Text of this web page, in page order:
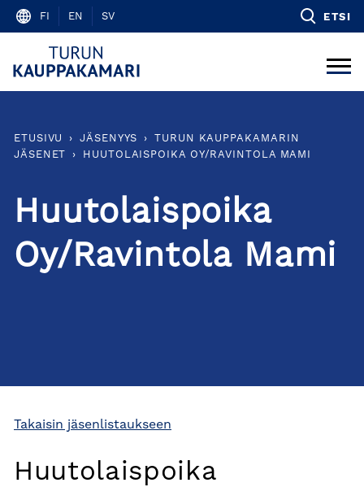
Skip
content
FI EN SV ETSI
ETUSIVU › JÄSENYYS ›
TURUN KAUPPAKAMARIN
JÄSENET
› HUUTOLAISPOIKA OY/RAVINTOLA MAMI
Huutolaispoika
Oy/Ravintola Mami
Takaisin jäsenlistaukseen
Huutolaispoika